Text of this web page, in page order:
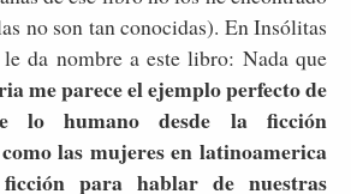
no son tan conocidas). En Insólitas
da nombre a este libro: Nada que
me parece el ejemplo perfecto de
lo humano desde la ficción
las mujeres en latinoamerica
para hablar de nuestras